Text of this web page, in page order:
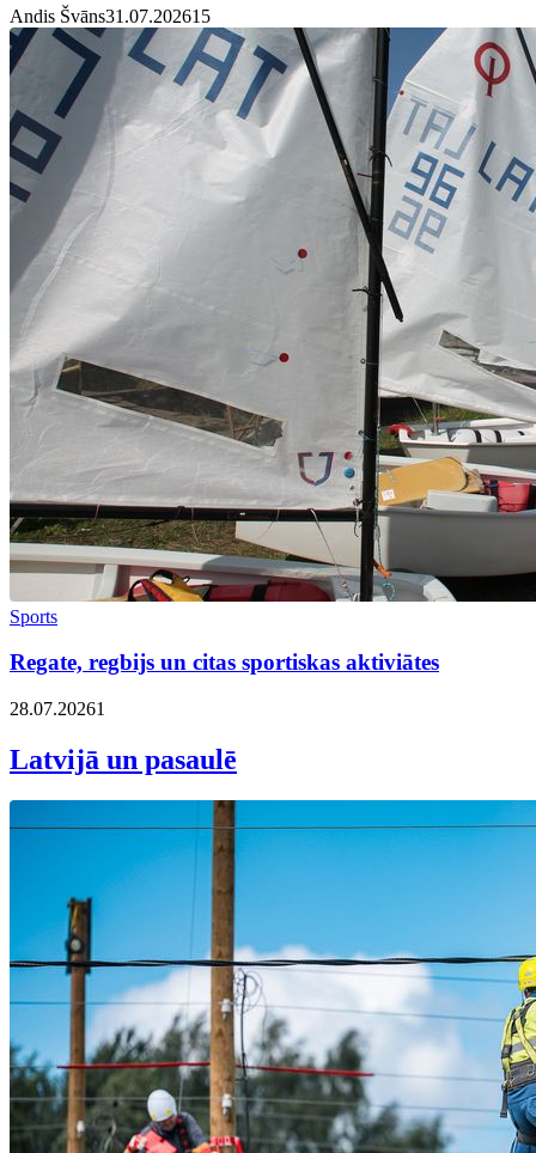
Andis Švāns31.07.20261 5
Sports
Regate, regbijs un citas sportiskas aktiviātes
28.07.20261
Latvijā un pasaulē